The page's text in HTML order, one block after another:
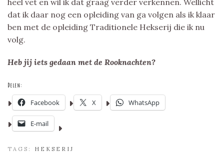
heel vet en wil ik dat graag verder verkennen. Wellicht
dat ik daar nog een opleiding van ga volgen als ik klaar
ben met de opleiding Traditionele Hekserij die ik nu
volg.
Heb jij iets gedaan met de Rooknachten?
Delen:
Facebook X WhatsApp
E-mail
TAGS: HEKSERIJ